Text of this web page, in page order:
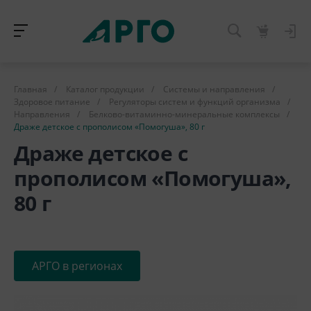
Главная / Каталог продукции / Системы и направления
/
Здоровое питание
/ Регуляторы систем и функций организма
/
Направления
/ Белково-витаминно-минеральные комплексы
/
Драже детское с прополисом «Помогуша», 80 г
Драже детское с
прополисом «Помогуша»,
80 г
АРГО в регионах